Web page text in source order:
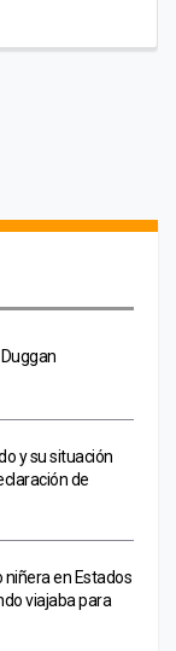
y su situación
de
en Estados
viajaba para